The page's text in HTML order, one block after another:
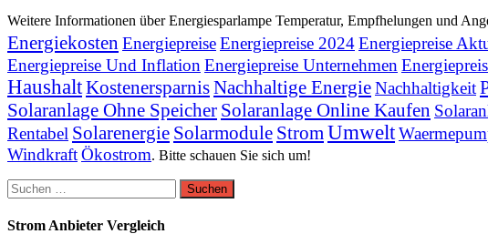
Weitere Informationen über Energiesparlampe Temperatur, Empfhelungen und
Energiekosten EnergiepreiseEnergiepreise 2024Energiepreise
Energiepreise Und Inflation Energiepreise Unternehmen
HaushaltKostenersparnisNachhaltige EnergieNachhaltigkeit
Solaranlage Ohne Speicher Solaranlage Online Kaufen
Rentabel Solarenergie Solarmodule Strom Umwelt
WindkraftÖkostrom. Bitte schauen Sie sich um!
Suchen
nach:
Strom Anbieter Vergleich